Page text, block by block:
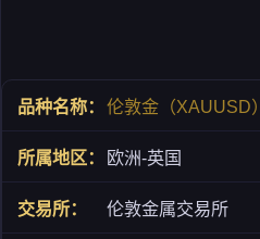
伦敦金（XAUUSD）
欧洲-英国
伦敦金属交易所